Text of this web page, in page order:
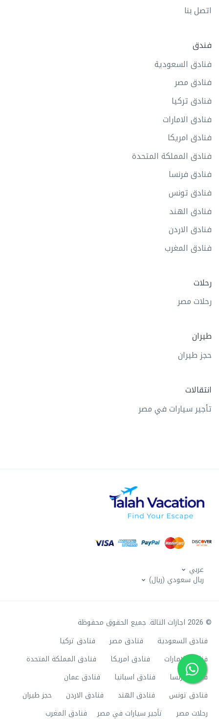
اتصل بنا
فندق
فنادق السعودية
فنادق مصر
فنادق تركيا
فنادق الامارات
فنادق امريكا
فنادق المملكة المتحدة
فنادق فرنسا
فنادق تونس
فنادق الهند
فنادق الاردن
فنادق المغرب
رحلات
رحلات مصر
طيران
حجز طيران
انتقالات
تأجير سيارات في مصر
عربي
ربال سعودي (ريال)
© 2026 اجازات التالة. جميع الحقوق محفوظة
فنادق السعودية
فنادق مصر
فنادق تركيا
فنادق الامارات
فنادق امريكا
فنادق المملكة المتحدة
فنادق فرنسا
فنادق اسبانيا
فنادق عمان
فنادق تونس
فنادق الهند فنادق الاردن
حجز طيران
رحلات مصر
تأجير سيارات في مصر فنادق المغرب